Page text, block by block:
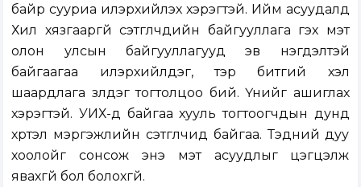
байр сууриа илэрхийлэх хэрэгтэй. Ийм асуудалд
Хил хязгааргүй сэтгүүлчдийн байгууллага гэх мэт
олон улсын байгууллагууд эв нэгдэлтэй
байгаагаа илэрхийлдэг, тэр битгий хэл
шаардлага үзүүлдэг тогтолцоо бий. Үүнийг ашиглах
хэрэгтэй. УИХ-д байгаа хууль тогтоогчдын дунд
хүртэл мэргэжлийн сэтгүүлчид байгаа. Тэдний дуу
хоолойг сонсож энэ мэт асуудлыг цэгцэлж
явахгүй бол болохгүй.